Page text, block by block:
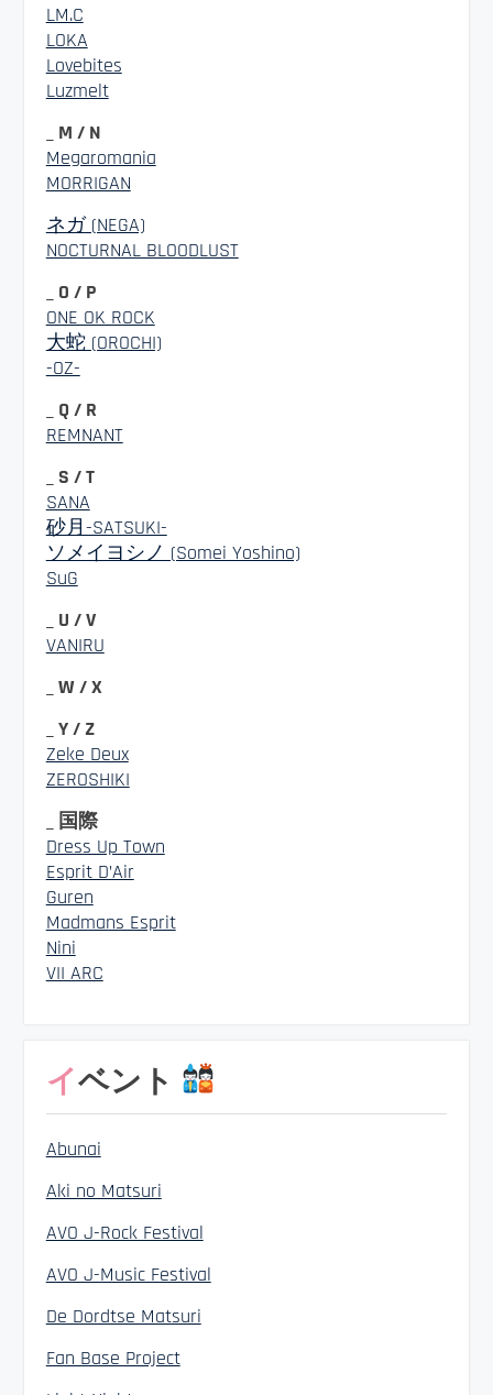
LM.C
LOKA
Lovebites
Luzmelt
_ M / N
Megaromania
MORRIGAN
ネガ (NEGA)
NOCTURNAL BLOODLUST
_ O / P
ONE OK ROCK
大蛇 (OROCHI)
-OZ-
_ Q / R
REMNANT
_ S / T
SANA
砂月-SATSUKI-
ソメイヨシノ (Somei Yoshino)
SuG
_ U / V
VANIRU
_ W / X
_ Y / Z
Zeke Deux
ZEROSHIKI
_ 国際
Dress Up Town
Esprit D’Air
Guren
Madmans Esprit
Nini
VII ARC
イベント
Abunai
Aki no Matsuri
AVO J-Rock Festival
AVO J-Music Festival
De Dordtse Matsuri
Fan Base Project